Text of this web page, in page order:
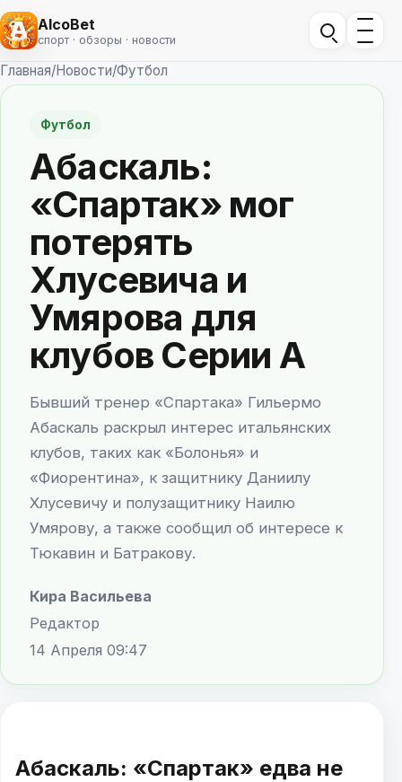
AlcoBet
спорт · обзоры · новости
Главная/Новости/Футбол
Футбол
Абаскаль:
«Спартак» мог
потерять
Хлусевича и
Умярова для
клубов Серии А
Бывший тренер «Спартака» Гильермо
Абаскаль раскрыл интерес итальянских
клубов, таких как «Болонья» и
«Фиорентина», к защитнику Даниилу
Хлусевичу и полузащитнику Наилю
Умярову, а также сообщил об интересе к
Тюкавин и Батракову.
Кира Васильева
Редактор
14 Апреля 09:47
Абаскаль: «Спартак» едва не